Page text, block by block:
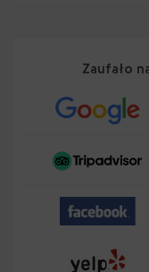
Zaufało